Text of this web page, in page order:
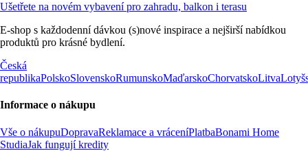
Ušetřete na novém vybavení pro zahradu, balkon i terasu
E-shop s každodenní dávkou (s)nové inspirace a nejširší nabídkou
produktů pro krásné bydlení.
Česká
republikaPolskoSlovenskoRumunskoMaďarskoChorvatskoLitva
Informace o nákupu
Vše o nákupuDopravaReklamace a vráceníPlatbaBonami Home
StudiaJak fungují kredity